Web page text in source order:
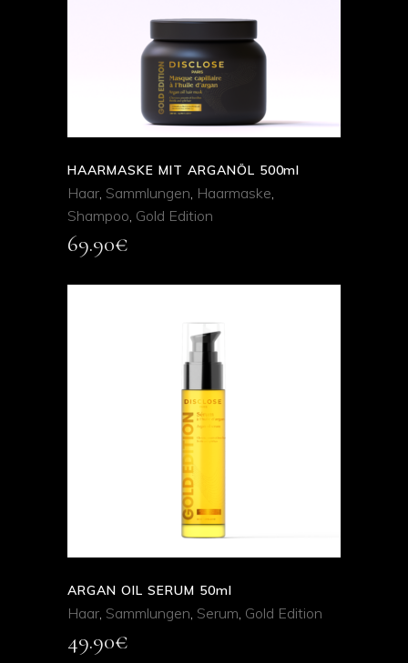
QUICK VIEW
HAARMASKE MIT ARGANÖL 500ml
Haar, Sammlungen, Haarmaske,
Shampoo, Gold Edition
69.90€
ADD TO CART
QUICK VIEW
ARGAN OIL SERUM 50ml
Haar, Sammlungen, Serum, Gold Edition
49.90€